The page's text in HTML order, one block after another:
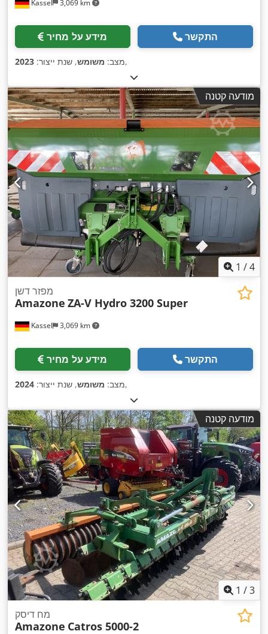
Kassel 3,069 km
מידע על מחיר התקשר
מצב: משומש, שנת ייצור: 2023 ,
מודעה קטנה
1 /4
Kassel 3,069 km
מפזר דשן
Amazone ZA-V Hydro 3200 Super
מידע על מחיר התקשר
מצב: משומש, שנת ייצור: 2024 ,
מודעה קטנה
1 /3
מח דיסק
Amazone Catros 5000-2